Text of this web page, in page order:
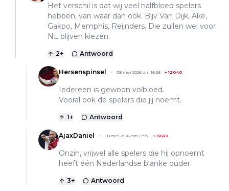
Het verschil is dat wij veel halfbloed spelers
hebben, van waar dan ook. Bijv Van Dijk, Ake,
Gakpo, Memphis, Reijnders. Die zullen wel voor
NL blijven kiezen.
2+ Antwoord
Hersenspinsel 08 mei 2026 om 16:56 +12040
Iedereen is gewoon volbloed.
Vooral ook de spelers die jij noemt.
1+ Antwoord
AjaxDaniel 08 mei 2026 om 17:37 +15639
Onzin, vrijwel alle spelers die hij opnoemt
heeft één Nederlandse blanke ouder.
3+ Antwoord